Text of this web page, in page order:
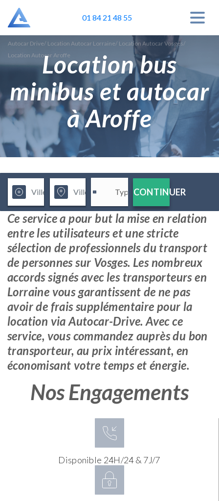
01 84 21 48 55
Autocar Drive/ Location Autocar Lorraine/ Location Autocar Vosges/
Location Autocar AroffeLocation bus
minibus et autocar
à Aroffe
CONTINUER
Ce service a pour but la mise en relation
entre les utilisateurs et une stricte
sélection de professionnels du transport
de personnes sur Vosges. Les nombreux
accords signés avec les transporteurs en
Lorraine vous garantissent de ne pas
avoir de frais supplémentaire pour la
location via Autocar-Drive. Avec ce
service, vous commandez auprès du bon
transporteur, au prix intéressant, en
économisant votre temps et énergie.
Nos Engagements
Disponible 24H/24 & 7J/7